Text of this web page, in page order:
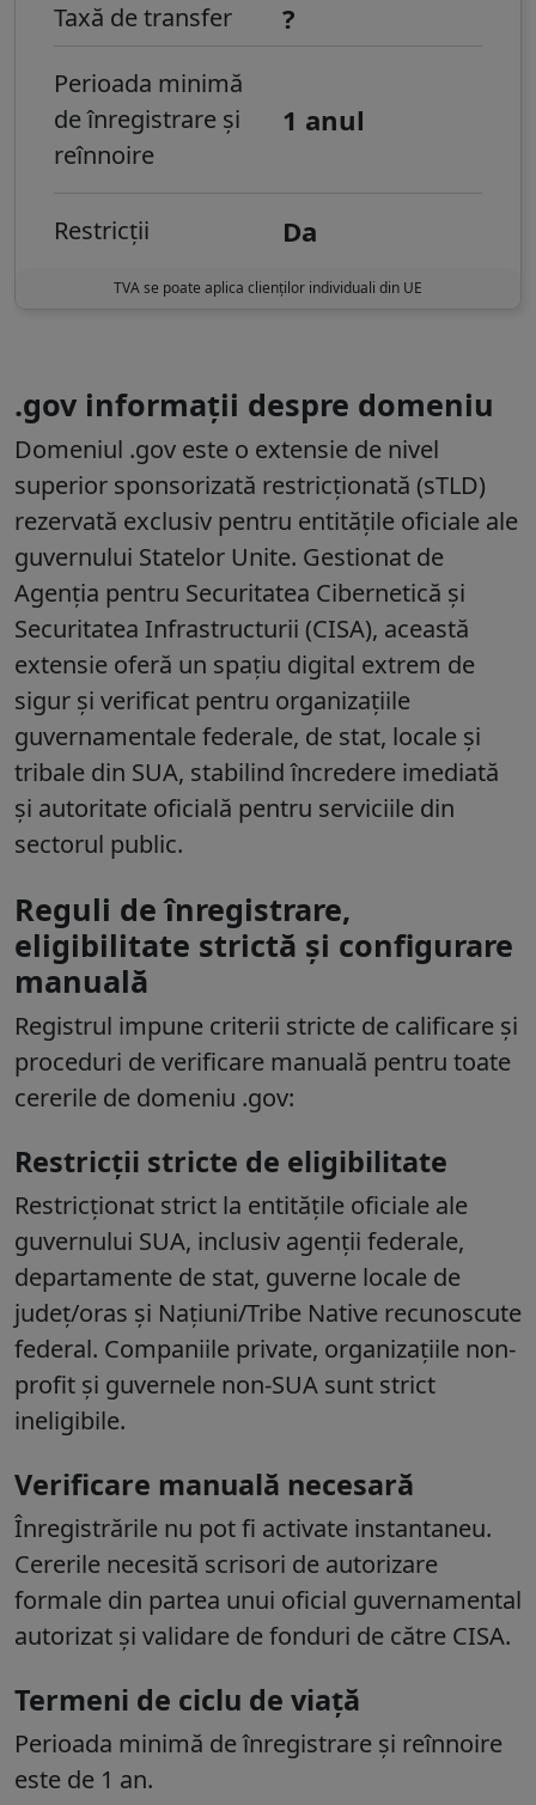
Taxă de transfer ?
Perioada minimă
de înregistrare și
reînnoire
1 anul
Restricții Da
TVA se poate aplica clienților individuali din UE
.gov informații despre domeniu
Domeniul .gov este o extensie de nivel
superior sponsorizată restricționată (sTLD)
rezervată exclusiv pentru entitățile oficiale ale
guvernului Statelor Unite. Gestionat de
Agenția pentru Securitatea Cibernetică și
Securitatea Infrastructurii (CISA), această
extensie oferă un spațiu digital extrem de
sigur și verificat pentru organizațiile
guvernamentale federale, de stat, locale și
tribale din SUA, stabilind încredere imediată
și autoritate oficială pentru serviciile din
sectorul public.
Reguli de înregistrare,
eligibilitate strictă și configurare
manuală
Registrul impune criterii stricte de calificare și
proceduri de verificare manuală pentru toate
cererile de domeniu .gov:
Restricții stricte de eligibilitate
Restricționat strict la entitățile oficiale ale
guvernului SUA, inclusiv agenții federale,
departamente de stat, guverne locale de
județ/oras și Națiuni/Tribe Native recunoscute
federal. Companiile private, organizațiile non-
profit și guvernele non-SUA sunt strict
ineligibile.
Verificare manuală necesară
Înregistrările nu pot fi activate instantaneu.
Cererile necesită scrisori de autorizare
formale din partea unui oficial guvernamental
autorizat și validare de fonduri de către CISA.
Termeni de ciclu de viață
Perioada minimă de înregistrare și reînnoire
este de 1 an.